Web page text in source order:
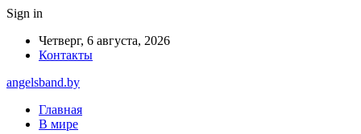
Sign in
Четверг, 6 августа, 2026
Контакты
angelsband.by
Главная
В мире